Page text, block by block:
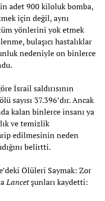
adet 900 kiloluk bomba,
için değil, aynı
tüm yönlerini yok etmek
bulaşıcı hastalıklar
nedeniyle on binlerce
İsrail saldırısının
sayısı 37.396’dır. Ancak
kalan binlerce insanı ya
ve temizlik
edilmesinin neden
belirtti.
Ölüleri Saymak: Zor
Lancetşunları kaydetti: